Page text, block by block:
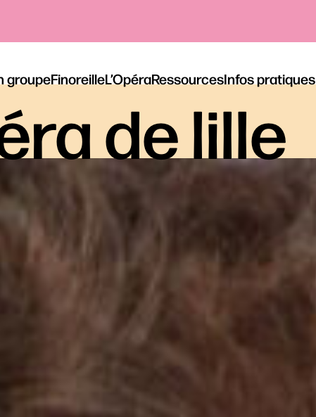
groupeFinoreilleL’OpéraRessourcesInfos pratiques
de lille